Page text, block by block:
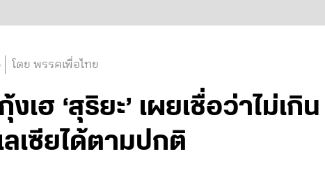
โดย พรรคเพื่อไทย
เฮ ‘สุริยะ’ เผยเชื่อว่าไม่เ
ลเซียได้ตามปกติ